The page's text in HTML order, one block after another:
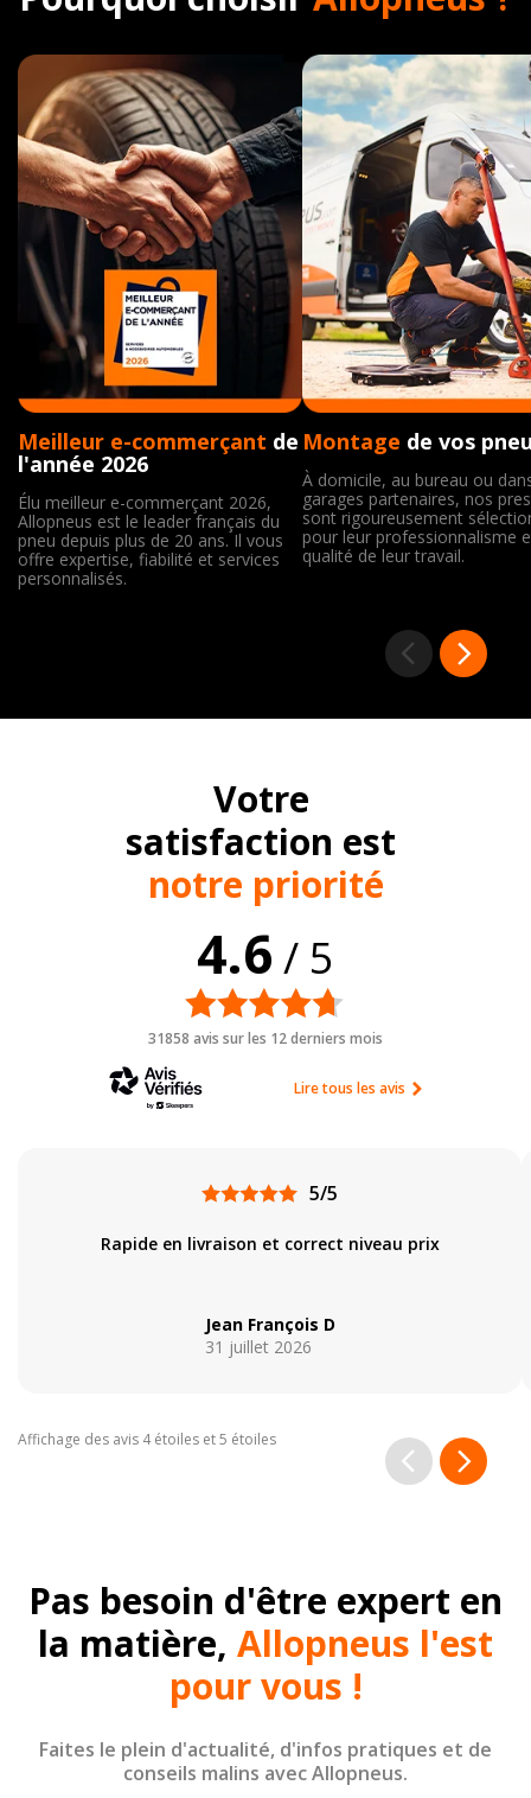
Meilleur e-commerçant de
l'année 2026
Élu meilleur e-commerçant 2026,
Allopneus est le leader français du
pneu depuis plus de 20 ans. Il vous
offre expertise, fiabilité et services
personnalisés.
Montage de vos
À domicile, au bureau ou
garages partenaires, nos
sont rigoureusement
pour leur professionnalisme
qualité de leur travail.
Votre
satisfaction est
notre priorité
4.6 / 5
31858 avis sur les 12 derniers mois
Lire tous les avis
5/5
Rapide en livraison et correct niveau prix
Jean François D
31 juillet 2026
Affichage des avis 4 étoiles et 5 étoiles
Pas besoin d'être expert en
la matière, Allopneus l'est
pour vous !
Faites le plein d'actualité, d'infos pratiques et de
conseils malins avec Allopneus.